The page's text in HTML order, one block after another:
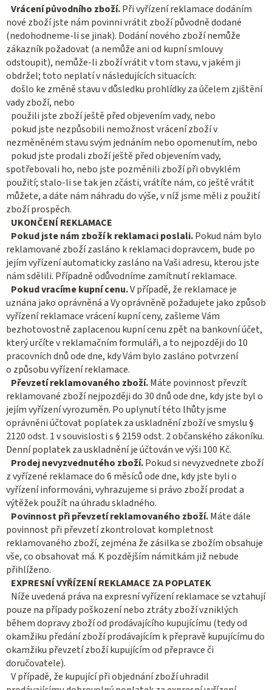
Vrácení původního zboží.Při vyřízení reklamace dodáním
nové zboží jste nám povinni vrátit zboží původně dodané
(nedohodneme-li se jinak). Dodání nového zboží nemůže
zákazník požadovat (a nemůže ani od kupní smlouvy
odstoupit), nemůže-li zboží vrátit v tom stavu, v jakém ji
obdržel; toto neplatí v následujících situacích:
došlo ke změně stavu v důsledku prohlídky za účelem zjištění
vady zboží, nebo
použili jste zboží ještě před objevením vady, nebo
pokud jste nezpůsobili nemožnost vrácení zboží v
nezměněném stavu svým jednáním nebo opomenutím, nebo
pokud jste prodali zboží ještě před objevením vady,
spotřebovali ho, nebo jste pozměnili zboží při obvyklém
použití; stalo-li se tak jen zčásti, vrátíte nám, co ještě vrátit
můžete, a dáte nám náhradu do výše, v níž jsme měli z použití
zboží prospěch.
UKONČENÍ REKLAMACE
Pokud jste nám zboží k reklamaci poslali.Pokud nám bylo
reklamované zboží zasláno k reklamaci dopravcem, bude po
jejím vyřízení automaticky zasláno na Vaši adresu, kterou jste
nám sdělili. Případně odůvodníme zamítnutí reklamace.
Pokud vracíme kupní cenu.V případě, že reklamace je
uznána jako oprávněná a Vy oprávněně požadujete jako způsob
vyřízení reklamace vrácení kupní ceny, zašleme Vám
bezhotovostně zaplacenou kupní cenu zpět na bankovní účet,
který určíte v reklamačním formuláři, a to nejpozději do 10
pracovních dnů ode dne, kdy Vám bylo zasláno potvrzení
o způsobu vyřízení reklamace.
Převzetí reklamovaného zboží.Máte povinnost převzít
reklamované zboží nejpozději do 30 dnů ode dne, kdy jste byl o
jejím vyřízení vyrozuměn. Po uplynutí této lhůty jsme
oprávněni účtovat poplatek za uskladnění zboží ve smyslu §
2120 odst. 1 v souvislosti s § 2159 odst. 2 občanského zákoníku.
Denní poplatek za uskladnění je účtován ve výši 100 Kč.
Prodej nevyzvednutého zboží.Pokud si nevyzvednete zboží
z vyřízené reklamace do 6 měsíců ode dne, kdy jste byli o
vyřízení informováni, vyhrazujeme si právo zboží prodat a
výtěžek použít na úhradu skladného.
Povinnost při převzetí reklamovaného zboží.Máte dále
povinnost při převzetí zkontrolovat kompletnost
reklamovaného zboží, zejména že zásilka se zbožím obsahuje
vše, co obsahovat má. K pozdějším námitkám již nebude
přihlíženo.
EXPRESNÍ VYŘÍZENÍ REKLAMACE ZA POPLATEK
Níže uvedená práva na expresní vyřízení reklamace se vztahují
pouze na případy poškození nebo ztráty zboží vzniklých
během dopravy zboží od prodávajícího kupujícímu (tedy od
okamžiku předání zboží prodávajícím k přepravě kupujícímu do
okamžiku převzetí zboží kupujícím od přepravce či
doručovatele).
V případě, že kupující při objednání zboží uhradil